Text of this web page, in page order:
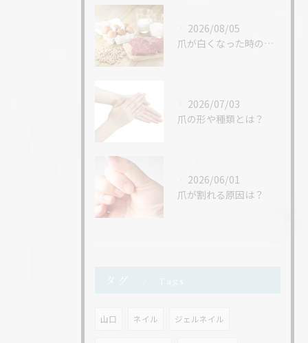
2026/08/05
爪が白くなった時の改善策
2026/07/03
爪の形や種類とは？
2026/06/01
爪が割れる原因は？
タグ Tags
山口 ネイル ジェルネイル